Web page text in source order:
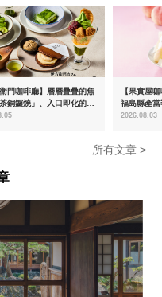
衛門咖啡廳】層層疊疊的焦
銅鑼燒」、入口即化的
茶提拉米蘇」全新登場
【果實屋
福島縣產
2026.08.03
所有文章 >